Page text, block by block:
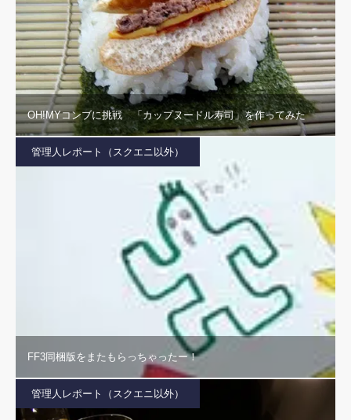
OH!MYコンブに挑戦 「カップヌードル寿司」を作ってみた
管理人レポート（スクエニ以外）
FF3同梱版をまたもらっちゃったー！
管理人レポート（スクエニ以外）